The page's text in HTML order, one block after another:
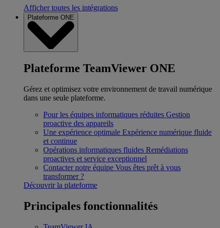
Afficher toutes les intégrations
Plateforme ONE
Plateforme TeamViewer ONE
Gérez et optimisez votre environnement de travail numérique
dans une seule plateforme.
Pour les équipes informatiques réduites Gestion
proactive des appareils
Une expérience optimale Expérience numérique fluide
et continue
Opérations informatiques fluides Remédiations
proactives et service exceptionnel
Contacter notre équipe Vous êtes prêt à vous
transformer ?
Découvrir la plateforme
Principales fonctionnalités